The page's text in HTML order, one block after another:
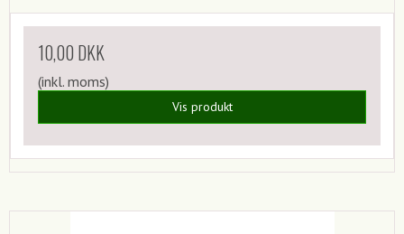
10,00 DKK
(inkl. moms)
Vis produkt